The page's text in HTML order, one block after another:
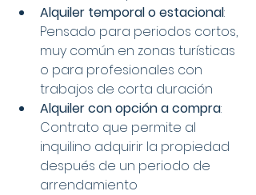
Alquiler temporal o estacional:
Pensado para periodos cortos,
muy común en zonas turísticas
o para profesionales con
trabajos de corta duración
Alquiler con opción a compra:
Contrato que permite al
inquilino adquirir la propiedad
después de un periodo de
arrendamiento